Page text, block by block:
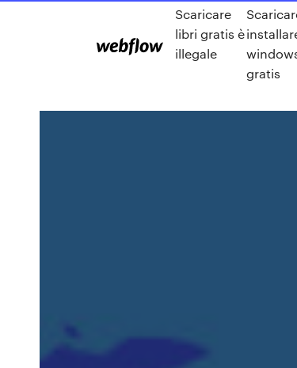
Scaricare
libri gratis è
illegale
gratis